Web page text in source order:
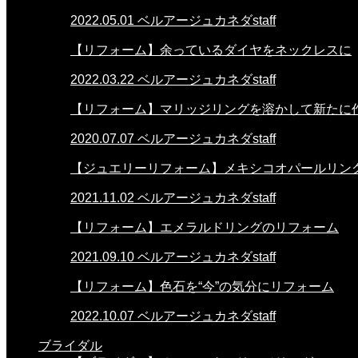
2022.05.01 ベルアージュカネダstaff
【リフォーム】余っているダイヤをネックレスに
2022.03.22 ベルアージュカネダstaff
【リフォーム】マリッジリングを溶かして新たに
2020.07.07 ベルアージュカネダstaff
【ジュエリーリフォーム】メキシコオパールリン
2021.11.02 ベルアージュカネダstaff
【リフォーム】エメラルドリングのリフォーム
2021.09.10 ベルアージュカネダstaff
【リフォーム】色石を“今”の気分にリフォーム
2022.10.07 ベルアージュカネダstaff
ブライダル